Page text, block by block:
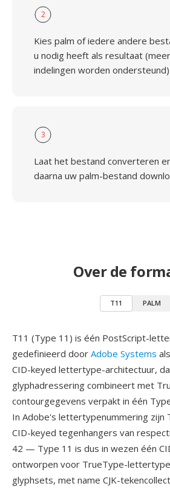
2
Kies palm of iedere andere
u nodig heeft als resultaat
indelingen worden ondersteund)
3
Laat het bestand converteren
daarna uw palm-bestand
Over de
T11 PALM
T11 (Type 11) is één PostScript-
gedefinieerd door Adobe Systems
CID-keyed lettertype-architectuur,
glyphadressering combineert met
contourgegevens verpakt in één
In Adobe's lettertypenummering zijn
CID-keyed tegenhangers van
42 — Type 11 is dus in wezen één
ontworpen voor TrueType-
glyphsets, met name CJK-